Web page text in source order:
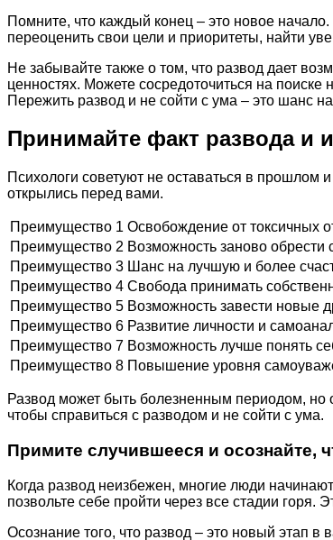
Помните, что каждый конец – это новое
переоценить свои цели и приоритеты, найти
Не забывайте также о том, что развод дает
ценностях. Можете сосредоточиться на
Пережить развод и не сойти с ума – это шанс
Принимайте факт развода и
Психологи советуют не оставаться в прошлом
открылись перед вами.
Преимущество 1 Освобождение от токсичных
Преимущество 2 Возможность заново обрести
Преимущество 3 Шанс на лучшую и более
Преимущество 4 Свобода принимать
Преимущество 5 Возможность завести новые
Преимущество 6 Развитие личности и
Преимущество 7 Возможность лучше понять
Преимущество 8 Повышение уровня
Развод может быть болезненным периодом, но
чтобы справиться с разводом и не сойти с ума.
Примите случившееся и осознайте,
Когда развод неизбежен, многие люди
позвольте себе пройти через все стадии
Осознание того, что развод – это новый этап